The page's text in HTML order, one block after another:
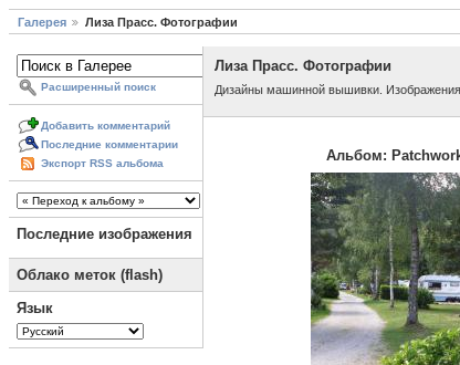
Галерея Лиза Прасс. Фотографии
Расширенный поиск
Добавить комментарий
Последние комментарии
Экспорт RSS альбома
Последние изображения
Облако меток (flash)
Язык
Лиза Прасс. Фотографии
Дизайны машинной вышивки.
Альбом: